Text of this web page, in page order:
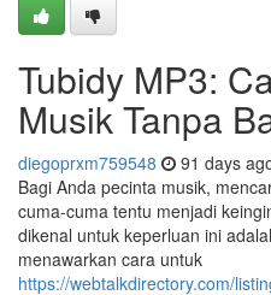
Tubidy MP3:
Musik Tanpa
diegoprxm759548 91 days
Bagi Anda pecinta musik,
cuma-cuma tentu menjadi
dikenal untuk keperluan ini
menawarkan cara untuk
https://webtalkdirectory.com/